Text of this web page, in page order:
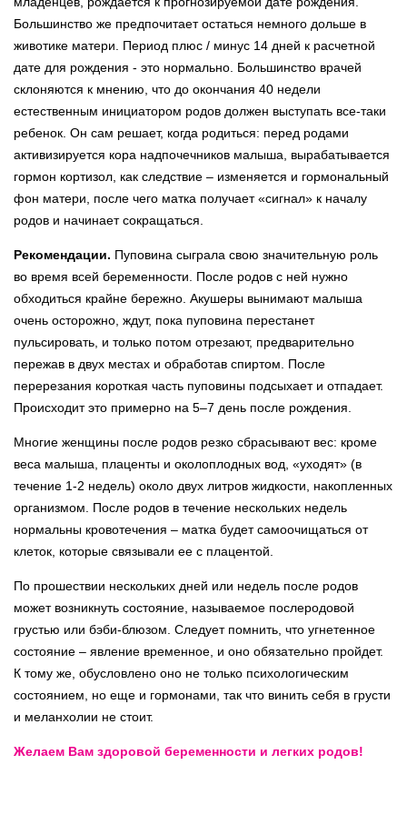
Большинство же предпочитает остаться немного дольше в
животике матери. Период плюс / минус 14 дней к расчетной
дате для рождения - это нормально. Большинство врачей
склоняются к мнению, что до окончания 40 недели
естественным инициатором родов должен выступать все-таки
ребенок. Он сам решает, когда родиться: перед родами
активизируется кора надпочечников малыша, вырабатывается
гормон кортизол, как следствие – изменяется и гормональный
фон матери, после чего матка получает «сигнал» к началу
родов и начинает сокращаться.
Рекомендации. Пуповина сыграла свою значительную роль
во время всей беременности. После родов с ней нужно
обходиться крайне бережно. Акушеры вынимают малыша
очень осторожно, ждут, пока пуповина перестанет
пульсировать, и только потом отрезают, предварительно
пережав в двух местах и обработав спиртом. После
перерезания короткая часть пуповины подсыхает и отпадает.
Происходит это примерно на 5–7 день после рождения.
Многие женщины после родов резко сбрасывают вес: кроме
веса малыша, плаценты и околоплодных вод, «уходят» (в
течение 1-2 недель) около двух литров жидкости, накопленных
организмом. После родов в течение нескольких недель
нормальны кровотечения – матка будет самоочищаться от
клеток, которые связывали ее с плацентой.
По прошествии нескольких дней или недель после родов
может возникнуть состояние, называемое послеродовой
грустью или бэби-блюзом. Следует помнить, что угнетенное
состояние – явление временное, и оно обязательно пройдет.
К тому же, обусловлено оно не только психологическим
состоянием, но еще и гормонами, так что винить себя в грусти
и меланхолии не стоит.
Желаем Вам здоровой беременности и легких родов!